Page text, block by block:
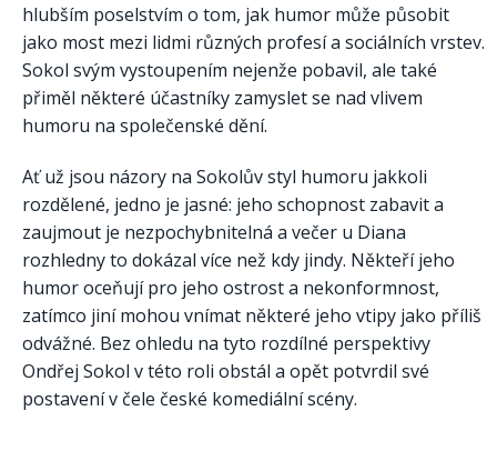
hlubším poselstvím o tom, jak humor může působit
jako most mezi lidmi různých profesí a sociálních vrstev.
Sokol svým vystoupením nejenže pobavil, ale také
přiměl některé účastníky zamyslet se nad vlivem
humoru na společenské dění.
Ať už jsou názory na Sokolův styl humoru jakkoli
rozdělené, jedno je jasné: jeho schopnost zabavit a
zaujmout je nezpochybnitelná a večer u Diana
rozhledny to dokázal více než kdy jindy. Někteří jeho
humor oceňují pro jeho ostrost a nekonformnost,
zatímco jiní mohou vnímat některé jeho vtipy jako příliš
odvážné. Bez ohledu na tyto rozdílné perspektivy
Ondřej Sokol v této roli obstál a opět potvrdil své
postavení v čele české komediální scény.